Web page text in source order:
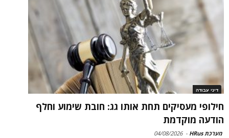
דיני עבודה
חילופי מעסיקים תחת אותו גג: חובת שימוע וחלף
הודעה מוקדמת
מערכת HRus -
04/08/2026